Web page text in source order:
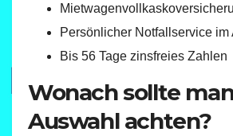
Persönlicher Notfallservice im
Bis 56 Tage zinsfreies Zahlen
Wonach sollte
Auswahl achten?